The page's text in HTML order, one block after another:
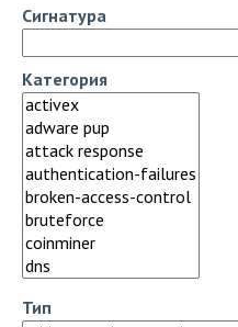
Сигнатура
Категория
Тип